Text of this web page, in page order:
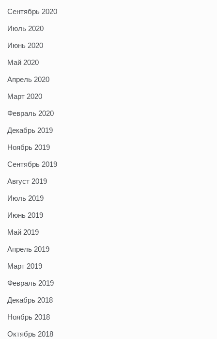
Сентябрь 2020
Июль 2020
Июнь 2020
Май 2020
Апрель 2020
Март 2020
Февраль 2020
Декабрь 2019
Ноябрь 2019
Сентябрь 2019
Август 2019
Июль 2019
Июнь 2019
Май 2019
Апрель 2019
Март 2019
Февраль 2019
Декабрь 2018
Ноябрь 2018
Октябрь 2018